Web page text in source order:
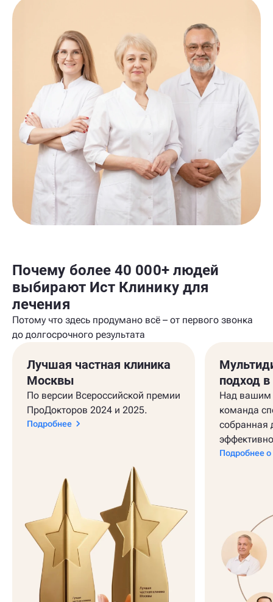
Почему более 40 000+ людей
выбирают Ист Клинику для
лечения
Потому что здесь продумано всё – от первого звонка
до долгосрочного результата
Лучшая частная клиника
Москвы
По версии Всероссийской премии
ПроДокторов 2024 и 2025.
Подробнее
подход
Над вашим
команда
собранная
Подробнее о